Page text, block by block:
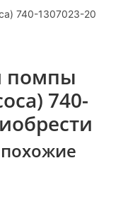
помпы
740-